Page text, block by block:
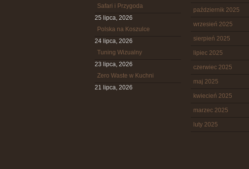
Safari i Przygoda
25 lipca, 2026
Polska na Koszulce
24 lipca, 2026
Tuning Wizualny
23 lipca, 2026
Zero Waste w Kuchni
21 lipca, 2026
październik 2025
wrzesień 2025
sierpień 2025
lipiec 2025
czerwiec 2025
maj 2025
kwiecień 2025
marzec 2025
luty 2025